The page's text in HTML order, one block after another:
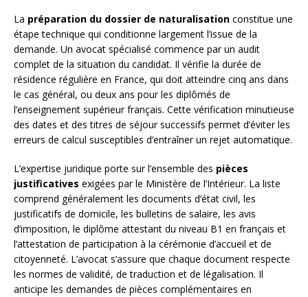
La préparation du dossier de naturalisation constitue une
étape technique qui conditionne largement l’issue de la
demande. Un avocat spécialisé commence par un audit
complet de la situation du candidat. Il vérifie la durée de
résidence régulière en France, qui doit atteindre cinq ans dans
le cas général, ou deux ans pour les diplômés de
l’enseignement supérieur français. Cette vérification minutieuse
des dates et des titres de séjour successifs permet d’éviter les
erreurs de calcul susceptibles d’entraîner un rejet automatique.
L’expertise juridique porte sur l’ensemble des pièces
justificatives exigées par le Ministère de l’Intérieur. La liste
comprend généralement les documents d’état civil, les
justificatifs de domicile, les bulletins de salaire, les avis
d’imposition, le diplôme attestant du niveau B1 en français et
l’attestation de participation à la cérémonie d’accueil et de
citoyenneté. L’avocat s’assure que chaque document respecte
les normes de validité, de traduction et de légalisation. Il
anticipe les demandes de pièces complémentaires en